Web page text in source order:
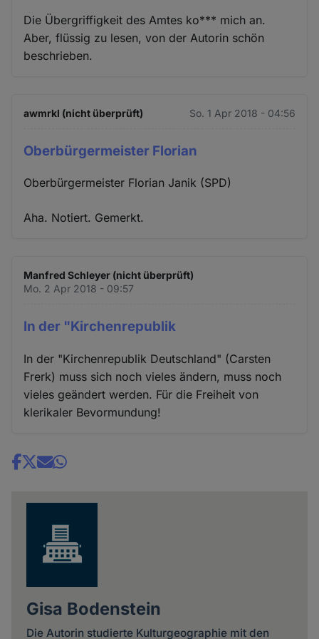
Die Übergriffigkeit des Amtes ko*** mich an.
Aber, flüssig zu lesen, von der Autorin schön
beschrieben.
awmrkl (nicht überprüft) So. 1 Apr 2018 - 04:56
Oberbürgermeister Florian
Oberbürgermeister Florian Janik (SPD)
Aha. Notiert. Gemerkt.
Manfred Schleyer (nicht überprüft)
Mo. 2 Apr 2018 - 09:57
In der "Kirchenrepublik
In der "Kirchenrepublik Deutschland" (Carsten
Frerk) muss sich noch vieles ändern, muss noch
vieles geändert werden. Für die Freiheit von
klerikaler Bevormundung!
Share
Gisa Bodenstein
Die Autorin studierte Kulturgeographie mit den